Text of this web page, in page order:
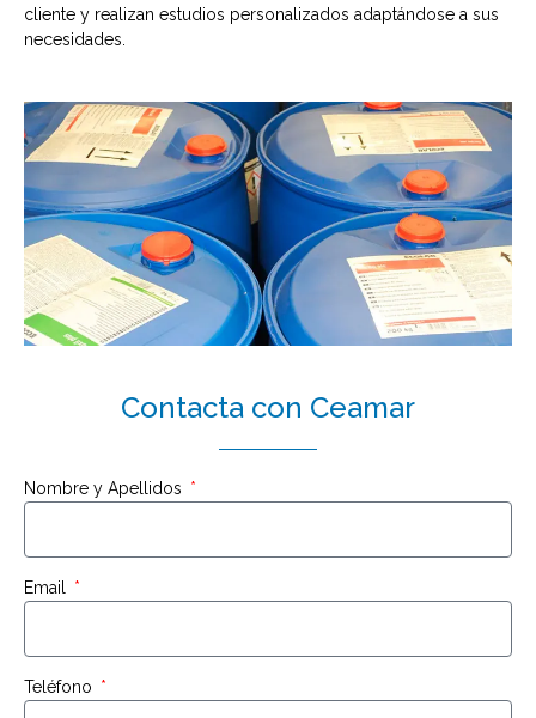
cliente y realizan estudios personalizados adaptándose a sus
necesidades.
Contacta con Ceamar
Nombre y Apellidos
Email
Teléfono